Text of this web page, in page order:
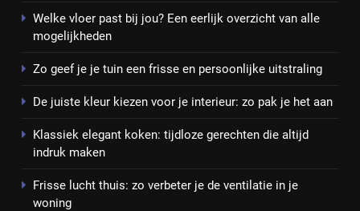
Welke vloer past bij jou? Een eerlijk overzicht van alle
mogelijkheden
Zo geef je je tuin een frisse en persoonlijke uitstraling
De juiste kleur kiezen voor je interieur: zo pak je het aan
Klassiek elegant koken: tijdloze gerechten die altijd
indruk maken
Frisse lucht thuis: zo verbeter je de ventilatie in je
woning